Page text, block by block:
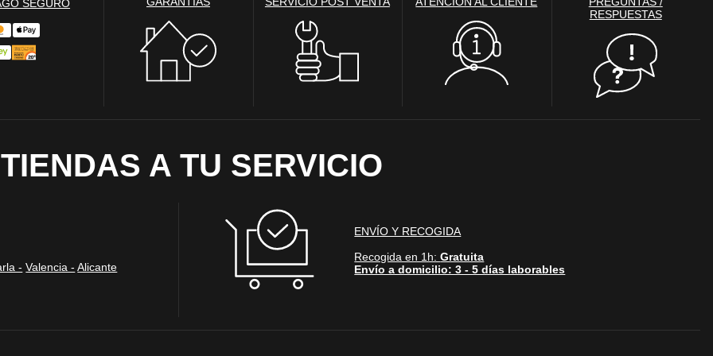
SEGURO
RESPUESTAS
A TU SERVICIO
- Valencia - Alicante
ENVÍO Y RECOGIDA
Recogida en 1h:Gratuita
Envío a domicilio: 3 - 5 días laborables
pueden establecer estas cookies en nuestro sitio web. Estas empresas pueden utilizarlas para
intereses y proporcionarte publicidad relevante en otros sitios web. Si no permite estas cookies, tu
Desactivado
perfil de tus intereses. Esto puede afectar el contenido y los mensajes que se muestran en otros sitios web
estas cookies, es posible que no puedas usar o ver estas herramientas para compartir.
ELECTRO DEPOT utiliza cookies estadísticas exentas de consentimiento para producir